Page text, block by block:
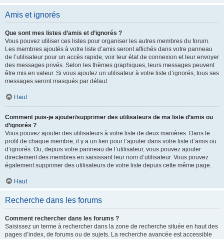
Amis et ignorés
Que sont mes listes d’amis et d’ignorés ?
Vous pouvez utiliser ces listes pour organiser les autres membres du forum.
Les membres ajoutés à votre liste d’amis seront affichés dans votre panneau
de l’utilisateur pour un accès rapide, voir leur état de connexion et leur envoyer
des messages privés. Selon les thèmes graphiques, leurs messages peuvent
être mis en valeur. Si vous ajoutez un utilisateur à votre liste d’ignorés, tous ses
messages seront masqués par défaut.
Haut
Comment puis-je ajouter/supprimer des utilisateurs de ma liste d’amis ou
d’ignorés ?
Vous pouvez ajouter des utilisateurs à votre liste de deux manières. Dans le
profil de chaque membre, il y a un lien pour l’ajouter dans votre liste d’amis ou
d’ignorés. Ou, depuis votre panneau de l’utilisateur, vous pouvez ajouter
directement des membres en saisissant leur nom d’utilisateur. Vous pouvez
également supprimer des utilisateurs de votre liste depuis cette même page.
Haut
Recherche dans les forums
Comment rechercher dans les forums ?
Saisissez un terme à rechercher dans la zone de recherche située en haut des
pages d’index, de forums ou de sujets. La recherche avancée est accessible